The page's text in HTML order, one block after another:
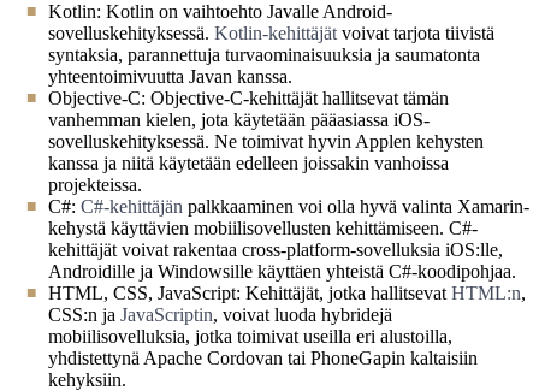
Kotlin: Kotlin on vaihtoehto Javalle Android-
sovelluskehityksessä. Kotlin-kehittäjät voivat tarjota tiivistä
syntaksia, parannettuja turvaominaisuuksia ja saumatonta
yhteentoimivuutta Javan kanssa.
Objective-C: Objective-C-kehittäjät hallitsevat tämän
vanhemman kielen, jota käytetään pääasiassa iOS-
sovelluskehityksessä. Ne toimivat hyvin Applen kehysten
kanssa ja niitä käytetään edelleen joissakin vanhoissa
projekteissa.
C#: C#-kehittäjän palkkaaminen voi olla hyvä valinta Xamarin-
kehystä käyttävien mobiilisovellusten kehittämiseen. C#-
kehittäjät voivat rakentaa cross-platform-sovelluksia iOS:lle,
Androidille ja Windowsille käyttäen yhteistä C#-koodipohjaa.
HTML, CSS, JavaScript: Kehittäjät, jotka hallitsevat HTML:n,
CSS:n ja JavaScriptin, voivat luoda hybridejä
mobiilisovelluksia, jotka toimivat useilla eri alustoilla,
yhdistettynä Apache Cordovan tai PhoneGapin kaltaisiin
kehyksiin.